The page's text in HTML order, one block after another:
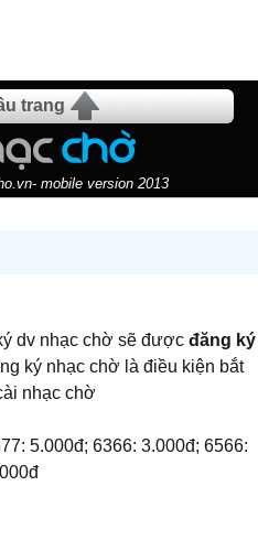
trang
mobile version 2013
dv nhạc chờ sẽ được đăng ký
ký nhạc chờ là điều kiện bắt
nhạc chờ
5.000đ; 6366: 3.000đ; 6566: